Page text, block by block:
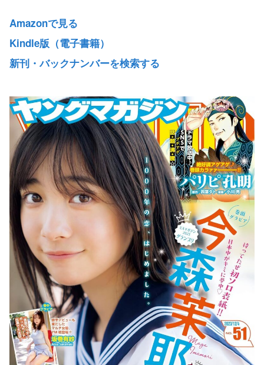
Amazonで見る
Kindle版（電子書籍）
新刊・バックナンバーを検索する